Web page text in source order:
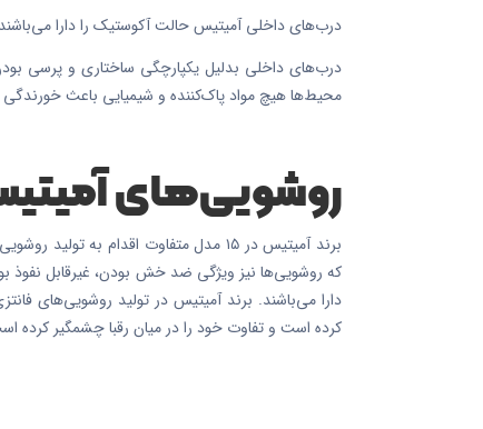
درب‌های داخلی آمیتیس حالت آکوستیک را دارا
درب‌های داخلی بدلیل یکپارچگی ساختاری و پرسی
محیط‌ها هیچ مواد پاک‌کننده و شیمیایی باعث
روشویی‌های
برند آمیتیس در ۱۵ مدل متفاوت اقدام به
که روشویی‌ها نیز ویژگی ضد خش بودن، غیرقابل نفوذ
دارا می‌باشند. برند آمیتیس در تولید روشویی‌های
کرده است و تفاوت خود را در میان رقبا چشمگیر کرده